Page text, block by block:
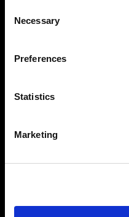
Selection
Necessary
Preferences
Statistics
Marketing
妥協しません。